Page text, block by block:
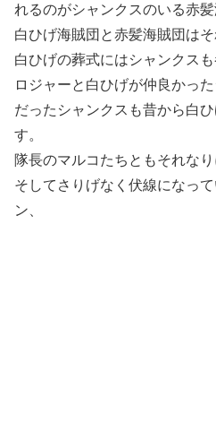
れるのがシャンクスのいる赤髪
白ひげ海賊団と赤髪海賊団は
白ひげの葬式にはシャンクスも
ロジャーと白ひげが仲良かっ
だったシャンクスも昔から白
す。
隊長のマルコたちともそれな
そしてさりげなく伏線になっ
ン、